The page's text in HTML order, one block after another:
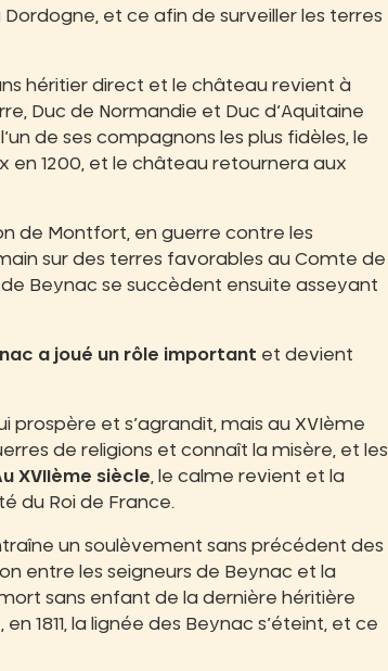
et ce afin de surveiller les terres
héritier direct et le château revient à
Duc de Normandie et Duc d’Aquitaine
de ses compagnons les plus fidèles, le
en 1200, et le château retournera aux
de Montfort, en guerre contre les
sur des terres favorables au Comte de
Beynac se succèdent ensuite asseyant
a joué un rôle important et devient
prospère et s’agrandit, mais au XVIème
de religions et connaît la misère, et les
XVIIème siècle , le calme revient et la
du Roi de France.
un soulèvement sans précédent des
entre les seigneurs de Beynac et la
sans enfant de la dernière héritière
1811, la lignée des Beynac s’éteint, et ce